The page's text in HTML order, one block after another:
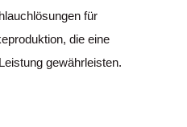
für
die eine
gewährleisten.